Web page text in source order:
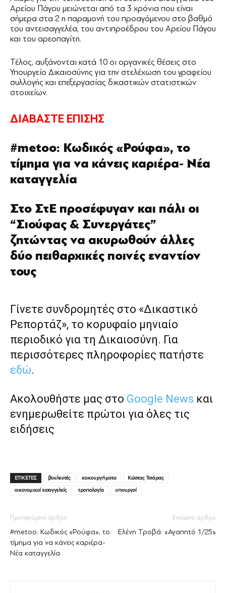
Αρείου Πάγου μειώνεται από τα 3 χρόνια που είναι
σήμερα στα 2 η παραμονή του προαγόμενου στο βαθμό
του αντεισαγγελέα, του αντιπροέδρου του Αρείου Πάγου
και του αρεοπαγίτη.
Τέλος, αυξάνονται κατά 10 οι οργανικές θέσεις στο
Υπουργείο Δικαιοσύνης για την στελέχωση του γραφείου
συλλογής και επεξεργασίας δικαστικών στατιστικών
στοιχείων.
ΔΙΑΒΑΣΤΕ ΕΠΙΣΗΣ
#metoo: Κωδικός «Ρούφα», το
τίµηµα για να κάνεις καριέρα- Νέα
καταγγελία
Στο ΣτΕ προσέφυγαν και πάλι οι
“Σιούφας & Συνεργάτες”
ζητώντας να ακυρωθούν άλλες
δύο πειθαρχικές ποινές εναντίον
τους
Γίνετε συνδρομητές στο «Δικαστικό
Ρεπορτάζ», το κορυφαίο μηνιαίο
περιοδικό για τη Δικαιοσύνη. Για
περισσότερες πληροφορίες πατήστε
εδώ.
Ακολουθήστε μας στο Google News και
ενημερωθείτε πρώτοι για όλες τις
ειδήσεις
ΕΤΙΚΕΤΕΣ βουλευτές κακουργήματα
Κώστας Τσιάρας
οικονομικοί εισαγγελείς
τροπολογία υπουργοί
Προηγούμενο άρθρο
#metoo: Κωδικός «Ρούφα», το
τίµηµα για να κάνεις καριέρα-
Νέα καταγγελία
Επόμενο άρθρο
Ελένη Τροβά: «Αγαπητό 1/25»